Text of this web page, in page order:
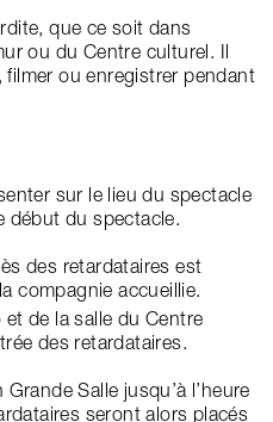
que ce soit dans
ou du Centre culturel. Il
ou enregistrer pendant
sur le lieu du spectacle
début du spectacle.
des retardataires est
compagnie accueillie.
de la salle du Centre
des retardataires.
Salle jusqu’à l’heure
seront alors placés